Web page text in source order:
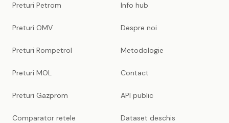
Preturi Petrom
Preturi OMV
Preturi Rompetrol
Preturi MOL
Preturi Gazprom
Comparator retele
Info hub
Despre noi
Metodologie
Contact
API public
Dataset deschis